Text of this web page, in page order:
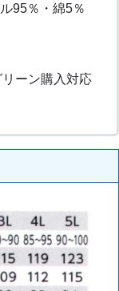
95％・綿5％
ーン購入対応